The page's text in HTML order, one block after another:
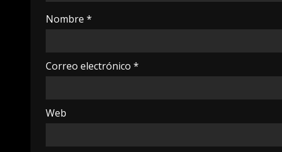
Nombre *
Correo electrónico *
Web